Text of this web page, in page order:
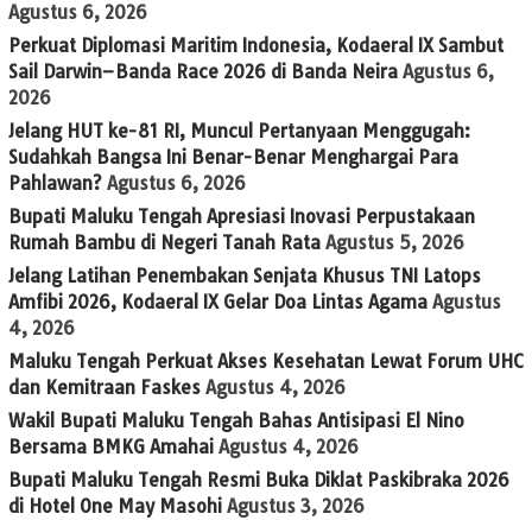
Agustus 6, 2026
Perkuat Diplomasi Maritim Indonesia, Kodaeral IX Sambut
Sail Darwin–Banda Race 2026 di Banda Neira Agustus 6,
2026
Jelang HUT ke-81 RI, Muncul Pertanyaan Menggugah:
Sudahkah Bangsa Ini Benar-Benar Menghargai Para
Pahlawan? Agustus 6, 2026
Bupati Maluku Tengah Apresiasi Inovasi Perpustakaan
Rumah Bambu di Negeri Tanah Rata Agustus 5, 2026
Jelang Latihan Penembakan Senjata Khusus TNI Latops
Amfibi 2026, Kodaeral IX Gelar Doa Lintas Agama Agustus
4, 2026
Maluku Tengah Perkuat Akses Kesehatan Lewat Forum UHC
dan Kemitraan Faskes Agustus 4, 2026
Wakil Bupati Maluku Tengah Bahas Antisipasi El Nino
Bersama BMKG Amahai Agustus 4, 2026
Bupati Maluku Tengah Resmi Buka Diklat Paskibraka 2026
di Hotel One May Masohi Agustus 3, 2026